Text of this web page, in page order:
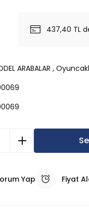
437,40 TL
ARABALAR ,
Yap Fiyat